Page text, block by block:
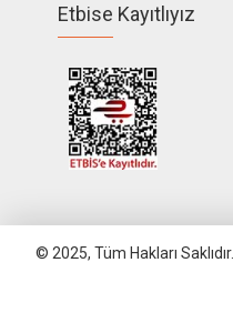
Etbise Kayıtlıyız
© 2025, Tüm Hakları Saklıdır.